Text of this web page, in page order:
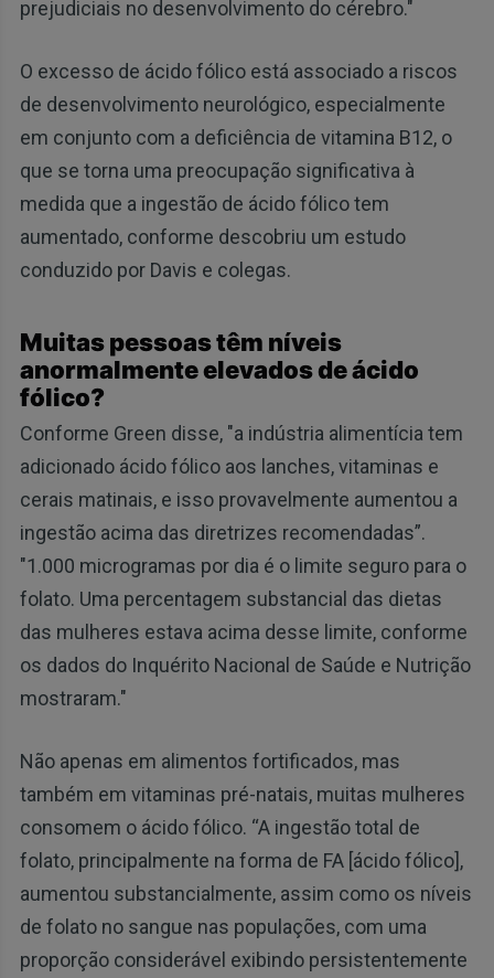
prejudiciais no desenvolvimento do cérebro."
O excesso de ácido fólico está associado a riscos
de desenvolvimento neurológico, especialmente
em conjunto com a deficiência de vitamina B12, o
que se torna uma preocupação significativa à
medida que a ingestão de ácido fólico tem
aumentado, conforme descobriu um estudo
conduzido por Davis e colegas.
Muitas pessoas têm níveis
anormalmente elevados de ácido
fólico?
Conforme Green disse, "a indústria alimentícia tem
adicionado ácido fólico aos lanches, vitaminas e
cerais matinais, e isso provavelmente aumentou a
ingestão acima das diretrizes recomendadas”.
"1.000 microgramas por dia é o limite seguro para o
folato. Uma percentagem substancial das dietas
das mulheres estava acima desse limite, conforme
os dados do Inquérito Nacional de Saúde e Nutrição
mostraram."
Não apenas em alimentos fortificados, mas
também em vitaminas pré-natais, muitas mulheres
consomem o ácido fólico. “A ingestão total de
folato, principalmente na forma de FA [ácido fólico],
aumentou substancialmente, assim como os níveis
de folato no sangue nas populações, com uma
proporção considerável exibindo persistentemente